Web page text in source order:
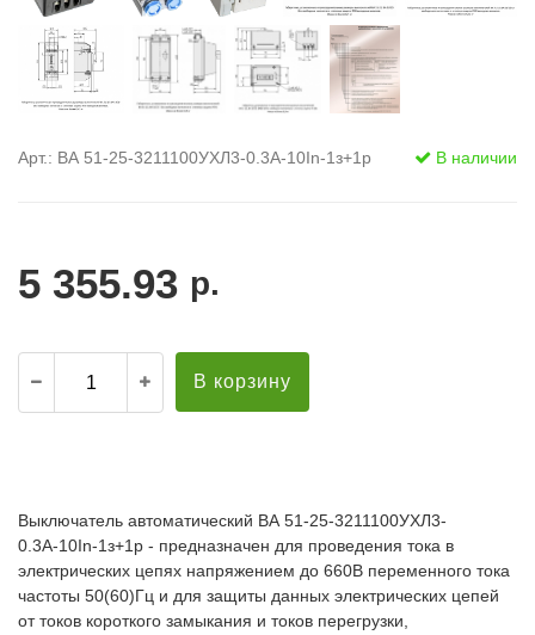
Арт.: ВА 51-25-3211100УХЛ3-0.3А-10In-1з+1р В наличии
5 355.93 р.
В корзину
Выключатель автоматический ВА 51-25-3211100УХЛ3-
0.3А-10In-1з+1р - предназначен для проведения тока в
электрических цепях напряжением до 660В переменного тока
частоты 50(60)Гц и для защиты данных электрических цепей
от токов короткого замыкания и токов перегрузки,